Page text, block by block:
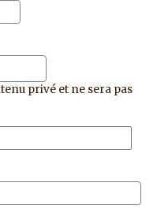
privé et ne sera pas